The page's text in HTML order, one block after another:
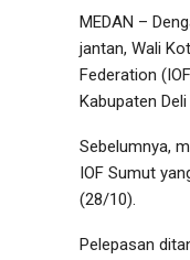
MEDAN –
jantan, Wali
Federation
Kabupaten
Sebelumnya,
IOF Sumut
(28/10).
Pelepasan